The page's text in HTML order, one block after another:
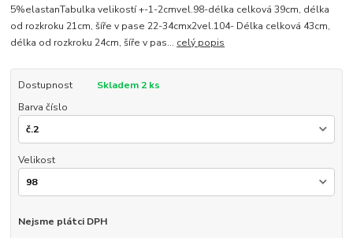
5%elastanTabulka velikostí +-1-2cmvel.98-délka celková 39cm, délka
od rozkroku 21cm, šíře v pase 22-34cmx2vel.104- Délka celková 43cm,
délka od rozkroku 24cm, šíře v pas... celý popis
Dostupnost
Skladem 2 ks
Barva číslo
Velikost
Nejsme plátci DPH